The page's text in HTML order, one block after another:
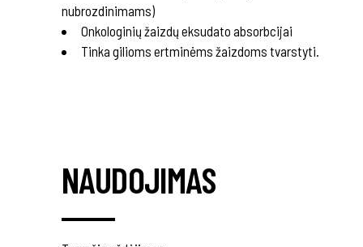
nubrozdinimams)
Onkologinių žaizdų eksudato absorbcijai
Tinka gilioms ertminėms žaizdoms tvarstyti.
NAUDOJIMAS